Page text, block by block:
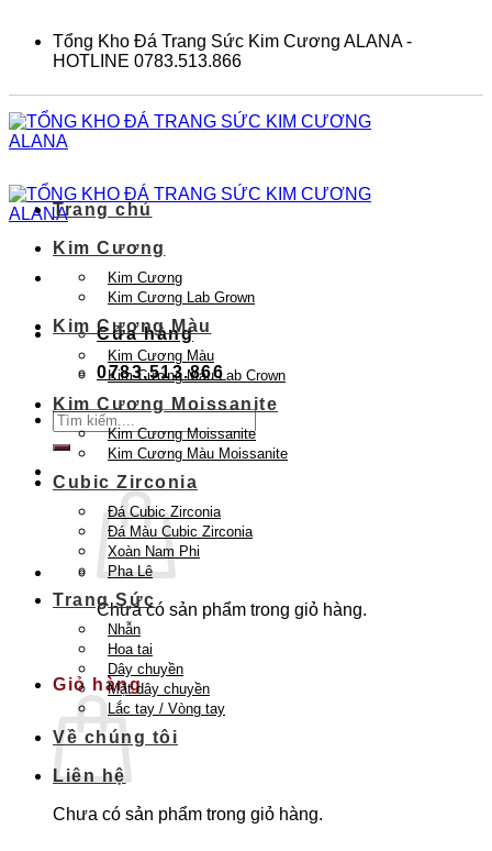
content
Tổng Kho Đá Trang Sức Kim Cương ALANA -
HOTLINE 0783.513.866
Cửa hàng
0783.513.866
Tìm
kiếm:
Chưa có sản phẩm trong giỏ hàng.
Quay trở lại cửa hàng
Giỏ hàng
Chưa có sản phẩm trong giỏ hàng.
Trang chủ
Kim Cương
Kim Cương
Kim Cương Lab Grown
Kim Cương Màu
Kim Cương Màu
Kim Cương Màu Lab Crown
Kim Cương Moissanite
Kim Cương Moissanite
Kim Cương Màu Moissanite
Cubic Zirconia
Đá Cubic Zirconia
Đá Màu Cubic Zirconia
Xoàn Nam Phi
Pha Lê
Trang Sức
Nhẫn
Hoa tai
Dây chuyền
Mặt dây chuyền
Lắc tay / Vòng tay
Về chúng tôi
Liên hệ